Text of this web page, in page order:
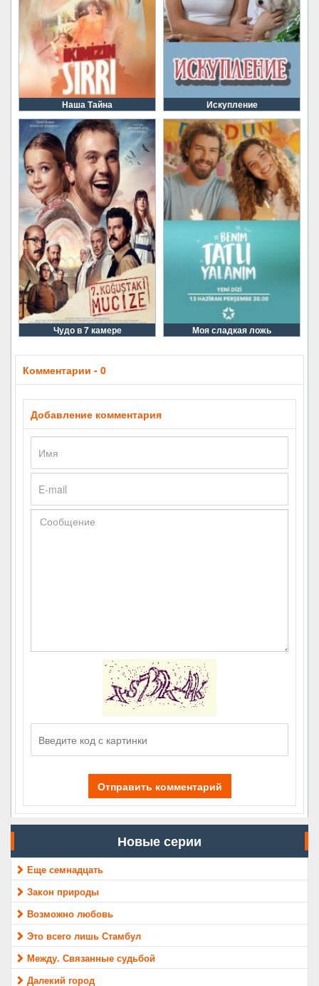
Наша Тайна Искупление
Чудо в 7 камере Моя сладкая ложь
Комментарии - 0
Добавление комментария
Отправить комментарий
Новые серии
Еще семнадцать
Закон природы
Возможно любовь
Это всего лишь Стамбул
Между. Связанные судьбой
Далекий город